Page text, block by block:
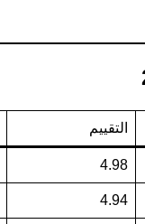
التقييم
4.98
4.94